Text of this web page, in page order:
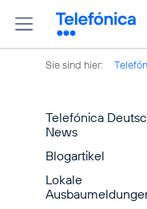
Sie sind hier:
Telefónica
News
Blogartikel
Lokale